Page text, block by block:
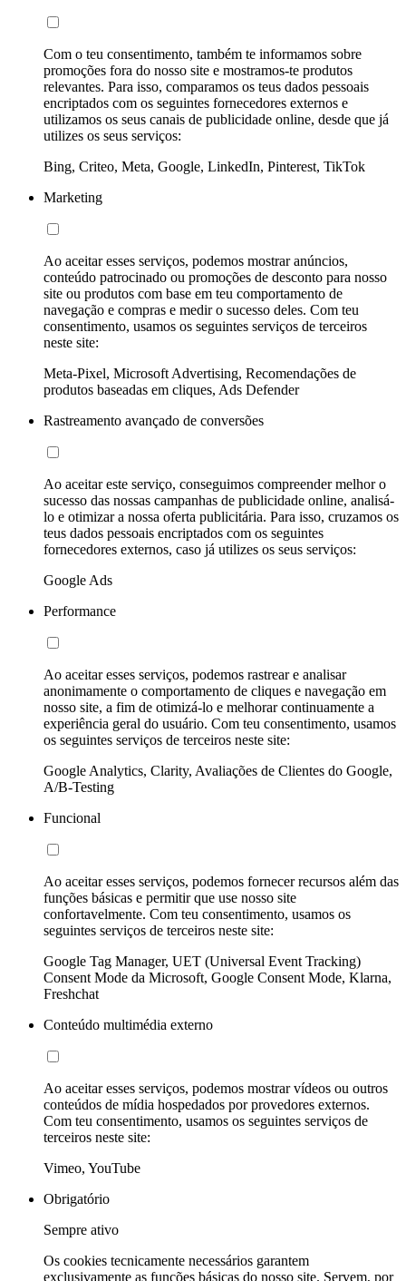
Com o teu consentimento, também te informamos sobre
promoções fora do nosso site e mostramos-te produtos
relevantes. Para isso, comparamos os teus dados pessoais
encriptados com os seguintes fornecedores externos e
utilizamos os seus canais de publicidade online, desde que já
utilizes os seus serviços:
Bing, Criteo, Meta, Google, LinkedIn, Pinterest, TikTok
Marketing
Ao aceitar esses serviços, podemos mostrar anúncios,
conteúdo patrocinado ou promoções de desconto para nosso
site ou produtos com base em teu comportamento de
navegação e compras e medir o sucesso deles. Com teu
consentimento, usamos os seguintes serviços de terceiros
neste site:
Meta-Pixel, Microsoft Advertising, Recomendações de
produtos baseadas em cliques, Ads Defender
Rastreamento avançado de conversões
Ao aceitar este serviço, conseguimos compreender melhor o
sucesso das nossas campanhas de publicidade online, analisá-
lo e otimizar a nossa oferta publicitária. Para isso, cruzamos os
teus dados pessoais encriptados com os seguintes
fornecedores externos, caso já utilizes os seus serviços:
Google Ads
Performance
Ao aceitar esses serviços, podemos rastrear e analisar
anonimamente o comportamento de cliques e navegação em
nosso site, a fim de otimizá-lo e melhorar continuamente a
experiência geral do usuário. Com teu consentimento, usamos
os seguintes serviços de terceiros neste site:
Google Analytics, Clarity, Avaliações de Clientes do Google,
A/B-Testing
Funcional
Ao aceitar esses serviços, podemos fornecer recursos além das
funções básicas e permitir que use nosso site
confortavelmente. Com teu consentimento, usamos os
seguintes serviços de terceiros neste site:
Google Tag Manager, UET (Universal Event Tracking)
Consent Mode da Microsoft, Google Consent Mode, Klarna,
Freshchat
Conteúdo multimédia externo
Ao aceitar esses serviços, podemos mostrar vídeos ou outros
conteúdos de mídia hospedados por provedores externos.
Com teu consentimento, usamos os seguintes serviços de
terceiros neste site:
Vimeo, YouTube
Obrigatório
Sempre ativo
Os cookies tecnicamente necessários garantem
exclusivamente as funções básicas do nosso site. Servem, por